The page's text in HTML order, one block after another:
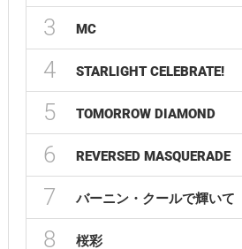
3 MC
4 STARLIGHT CELEBRATE!
5 TOMORROW DIAMOND
6 REVERSED MASQUERADE
7 バーニン・クールで輝いて
8 桜彩